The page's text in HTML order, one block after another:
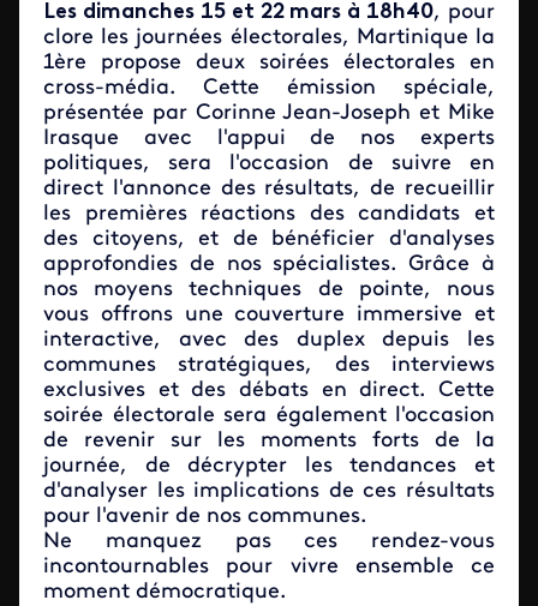
Les dimanches 15 et 22 mars à 18h40, pour
clore les journées électorales, Martinique la
1ère propose deux soirées électorales en
cross-média. Cette émission spéciale,
présentée par Corinne Jean-Joseph et Mike
Irasque avec l'appui de nos experts
politiques, sera l'occasion de suivre en
direct l'annonce des résultats, de recueillir
les premières réactions des candidats et
des citoyens, et de bénéficier d'analyses
approfondies de nos spécialistes. Grâce à
nos moyens techniques de pointe, nous
vous offrons une couverture immersive et
interactive, avec des duplex depuis les
communes stratégiques, des interviews
exclusives et des débats en direct. Cette
soirée électorale sera également l'occasion
de revenir sur les moments forts de la
journée, de décrypter les tendances et
d'analyser les implications de ces résultats
pour l'avenir de nos communes.
Ne manquez pas ces rendez-vous
incontournables pour vivre ensemble ce
moment démocratique.